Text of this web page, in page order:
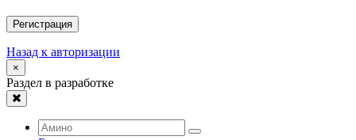
Регистрация
Назад к авторизации
×
Раздел в разработке